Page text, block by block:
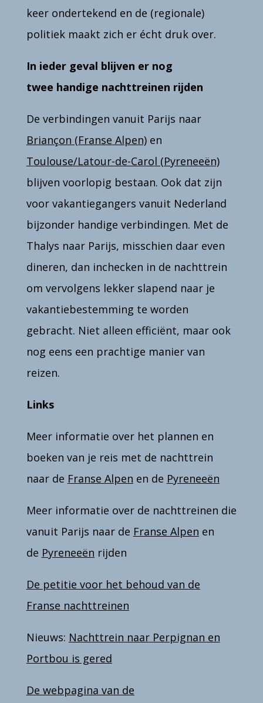
keer ondertekend en de (regionale)
politiek maakt zich er écht druk over.
In ieder geval blijven er nog
twee handige nachttreinen rijden
De verbindingen vanuit Parijs naar
Briançon (Franse Alpen)en
Toulouse/Latour-de-Carol (Pyreneeën)
blijven voorlopig bestaan. Ook dat zijn
voor vakantiegangers vanuit Nederland
bijzonder handige verbindingen. Met de
Thalys naar Parijs, misschien daar even
dineren, dan inchecken in de nachttrein
om vervolgens lekker slapend naar je
vakantiebestemming te worden
gebracht. Niet alleen efficiënt, maar ook
nog eens een prachtige manier van
reizen.
Links
Meer informatie over het plannen en
boeken van je reis met de nachttrein
naar de Franse Alpen en de Pyreneeën
Meer informatie over de nachttreinen die
vanuit Parijs naar de Franse Alpen en
de Pyreneeën rijden
De petitie voor het behoud van de
Franse nachttreinen
Nieuws: Nachttrein naar Perpignan en
Portbou is gered
De webpagina van de